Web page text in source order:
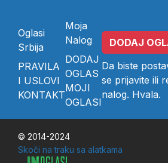
Oglasi
Srbija
PRAVILA
I USLOVI
KONTAKT
Moja
Nalog
DODAJ
OGLAS
MOJI
OGLASI
DODAJ
Da biste
se prijavite ili
nalog. Hvala.
© 2014-2024
Skoči na traku sa alatkama